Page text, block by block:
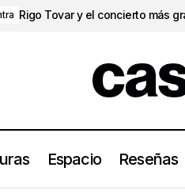
Rigo Tovar y el concierto más
Espacio Reseñas